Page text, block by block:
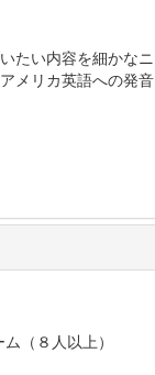
たい内容を細かなニ
メリカ英語への発音
（８人以上）